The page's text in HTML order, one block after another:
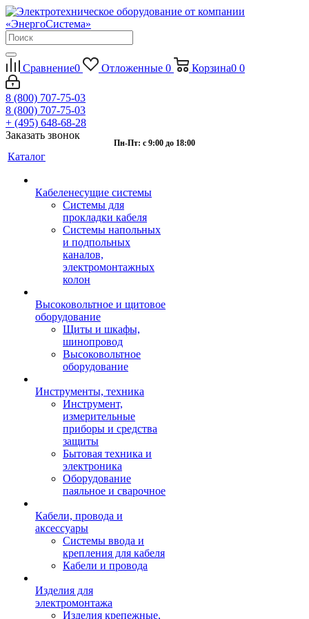
Сравнение0 Отложенные 0 Корзина0 0
8 (800) 707-75-03
8 (800) 707-75-03
+ (495) 648-68-28
Заказать звонок
Пн-Пт: с 9:00 до 18:00
Каталог
Кабеленесущие системы
Системы для
прокладки кабеля
Системы напольных
и подпольных
каналов,
электромонтажных
колон
Высоковольтное и щитовое
оборудование
Щиты и шкафы,
шинопровод
Высоковольтное
оборудование
Инструменты, техника
Инструмент,
измерительные
приборы и средства
защиты
Бытовая техника и
электроника
Оборудование
паяльное и сварочное
Кабели, провода и
аксессуары
Системы ввода и
крепления для кабеля
Кабели и провода
Изделия для
электромонтажа
Изделия крепежные,